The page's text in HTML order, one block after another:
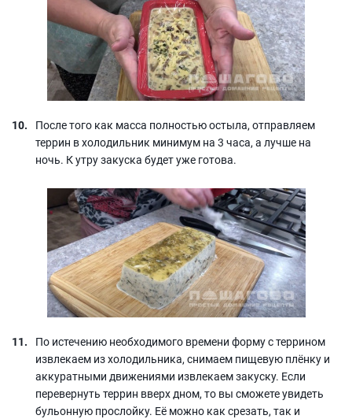
После того как масса полностью остыла, отправляем
террин в холодильник минимум на 3 часа, а лучше на
ночь. К утру закуска будет уже готова.
По истечению необходимого времени форму с террином
извлекаем из холодильника, снимаем пищевую плёнку и
аккуратными движениями извлекаем закуску. Если
перевернуть террин вверх дном, то вы сможете увидеть
бульонную прослойку. Её можно как срезать, так и